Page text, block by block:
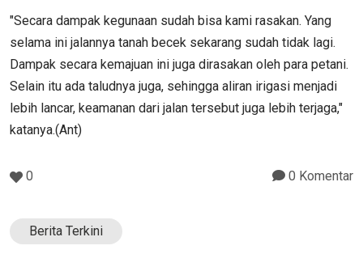
"Secara dampak kegunaan sudah bisa kami rasakan. Yang
selama ini jalannya tanah becek sekarang sudah tidak lagi.
Dampak secara kemajuan ini juga dirasakan oleh para petani.
Selain itu ada taludnya juga, sehingga aliran irigasi menjadi
lebih lancar, keamanan dari jalan tersebut juga lebih terjaga,"
katanya.(Ant)
0 0 Komentar
Berita Terkini